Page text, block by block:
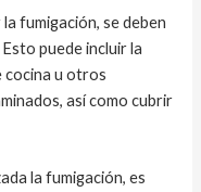
fumigación, se deben
puede incluir la
cocina u otros
así como cubrir
la fumigación, es